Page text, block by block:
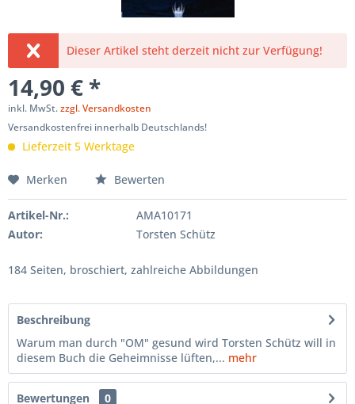
Dieser Artikel steht derzeit nicht zur Verfügung!
14,90 € *
inkl. MwSt.zzgl. Versandkosten
Versandkostenfrei innerhalb Deutschlands!
Lieferzeit 5 Werktage
Merken Bewerten
Artikel-Nr.:
AMA10171
Autor:
Torsten Schütz
184 Seiten, broschiert, zahlreiche Abbildungen
Beschreibung
Warum man durch "OM" gesund wird Torsten Schütz will in
diesem Buch die Geheimnisse lüften,... mehr
Bewertungen
0